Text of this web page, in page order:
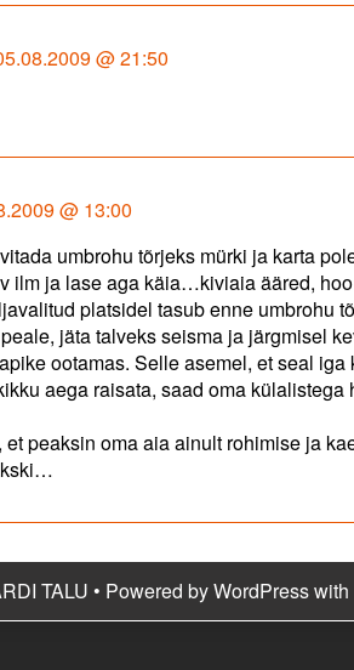
@ 21:50
@ 13:00
umbrohu tõrjeks mürki ja karta
ilm ja lase aga käia…kiviaia ääred,
platsidel tasub enne umbrohu
jäta talveks seisma ja järgmisel
ootamas. Selle asemel, et seal
aega raisata, saad oma
et peaksin oma aia ainult rohimise ja
TALU • Powered byWordPresswith